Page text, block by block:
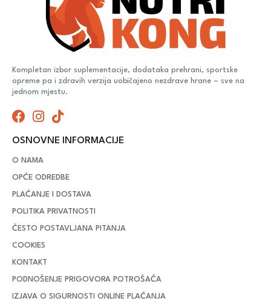
Kompletan izbor suplementacije, dodataka prehrani, sportske
opreme pa i zdravih verzija uobičajeno nezdrave hrane – sve na
jednom mjestu.
OSNOVNE INFORMACIJE
O NAMA
OPĆE ODREDBE
PLAĆANJE I DOSTAVA
POLITIKA PRIVATNOSTI
ČESTO POSTAVLJANA PITANJA
COOKIES
KONTAKT
PODNOŠENJE PRIGOVORA POTROŠAČA
IZJAVA O SIGURNOSTI ONLINE PLAĆANJA